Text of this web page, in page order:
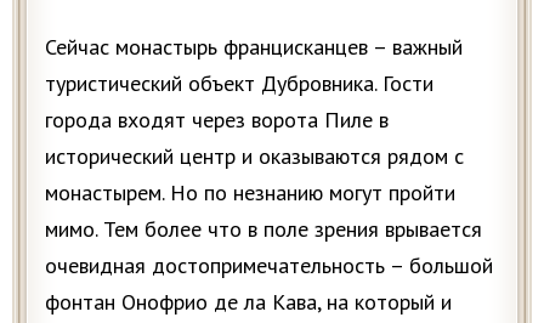
Сейчас монастырь францисканцев – важный
туристический объект Дубровника. Гости
города входят через ворота Пиле в
исторический центр и оказываются рядом с
монастырем. Но по незнанию могут пройти
мимо. Тем более что в поле зрения врывается
очевидная достопримечательность – большой
фонтан Онофрио де ла Кава, на который и